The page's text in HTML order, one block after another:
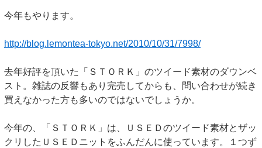
今年もやります。
http://blog.lemontea-tokyo.net/2010/10/31/7998/
去年好評を頂いた「ＳＴＯＲＫ」のツイード素材のダウンベ
スト。雑誌の反響もあり完売してからも、問い合わせが続き
買えなかった方も多いのではないでしょうか。
今年の、「ＳＴＯＲＫ」は、ＵＳＥＤのツイード素材とザッ
クリしたＵＳＥＤニットをふんだんに使っています。１つず